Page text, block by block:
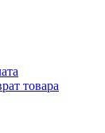
товара